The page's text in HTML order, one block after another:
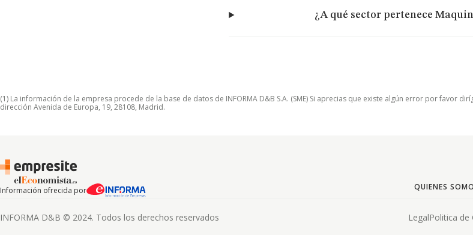
¿A qué sector pertenece
(1) La información de la empresa procede de la base de datos de INFORMA D&B S.A. (SME) Si aprecias que existe algún error por favor
dirección Avenida de Europa, 19, 28108, Madrid.
Información ofrecida por QUIENES
INFORMA D&B © 2024. Todos los derechos reservados LegalPolitica de